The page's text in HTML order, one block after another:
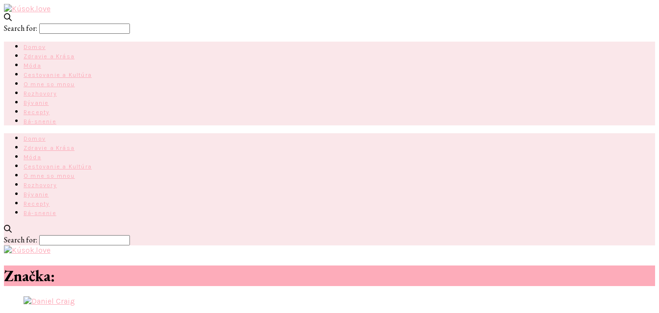
Search for:
Domov
Zdravie a Krása
Móda
Cestovanie a Kultúra
O mne so mnou
Rozhovory
Bývanie
Recepty
Bá-snenie
Domov
Zdravie a Krása
Móda
Cestovanie a Kultúra
O mne so mnou
Rozhovory
Bývanie
Recepty
Bá-snenie
Search for:
Značka: